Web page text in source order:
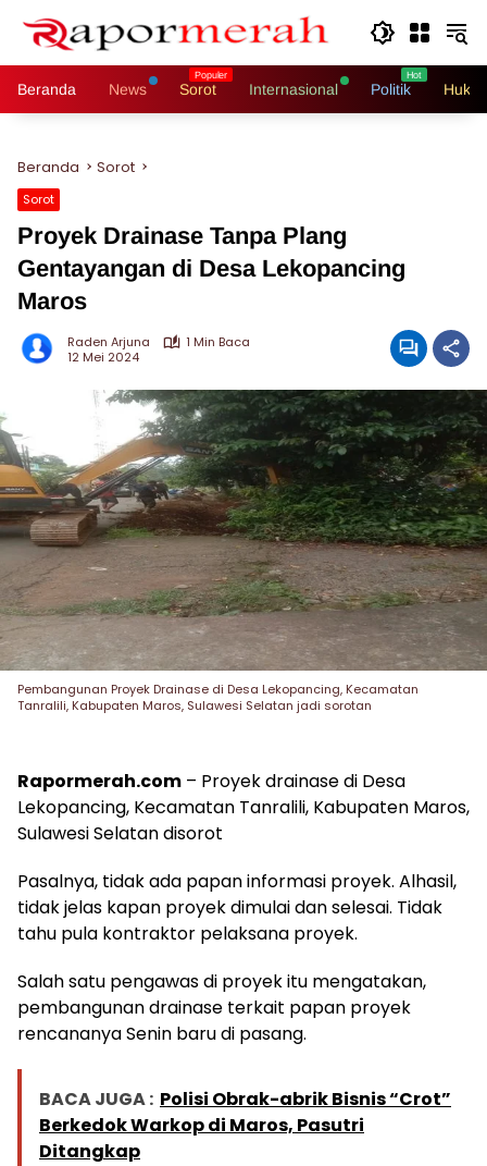
Beranda News Sorot Internasional Politik
Beranda Sorot
Sorot
Proyek Drainase Tanpa Plang
Gentayangan di Desa Lekopancing
Maros
Raden Arjuna
1 Min Baca
12 Mei 2024
Pembangunan Proyek Drainase di Desa Lekopancing, Kecamatan
Tanralili, Kabupaten Maros, Sulawesi Selatan jadi sorotan
Rapormerah.com – Proyek drainase di Desa
Lekopancing, Kecamatan Tanralili, Kabupaten Maros,
Sulawesi Selatan disorot
Pasalnya, tidak ada papan informasi proyek. Alhasil,
tidak jelas kapan proyek dimulai dan selesai. Tidak
tahu pula kontraktor pelaksana proyek.
Salah satu pengawas di proyek itu mengatakan,
pembangunan drainase terkait papan proyek
rencananya Senin baru di pasang.
BACA JUGA : Polisi Obrak-abrik Bisnis “Crot”
Berkedok Warkop di Maros, Pasutri
Ditangkap